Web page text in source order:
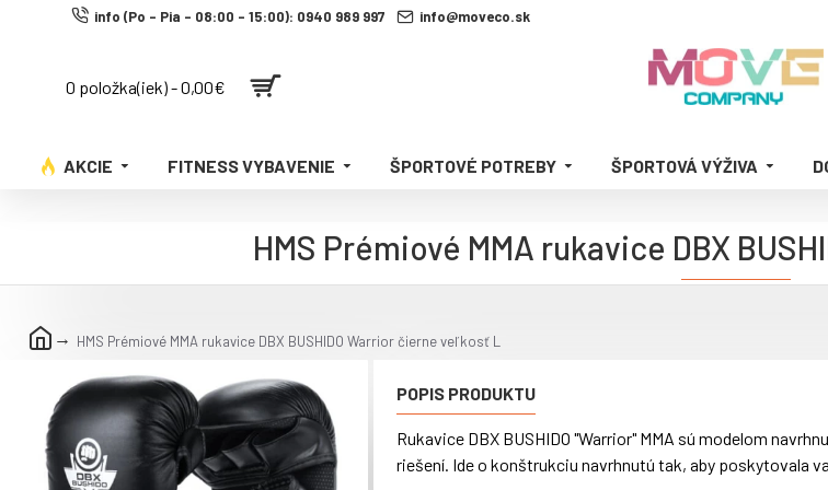
info (Po - Pia - 08:00 - 15:00): 0940 989 997 info@moveco.sk
0 položka(iek) - 0,00€
AKCIE FITNESS VYBAVENIE ŠPORTOVÉ POTREBY ŠPORTOVÁ VÝŽIVA
HMS Prémiové MMA rukavice DBX BUSHIDO Warrior čierne veľkosť L
HMS Prémiové MMA rukavice DBX
POPIS PRODUKTU
Rukavice DBX BUSHIDO "Warrior" MMA sú modelom
riešení. Ide o konštrukciu navrhnutú tak, aby poskytovala